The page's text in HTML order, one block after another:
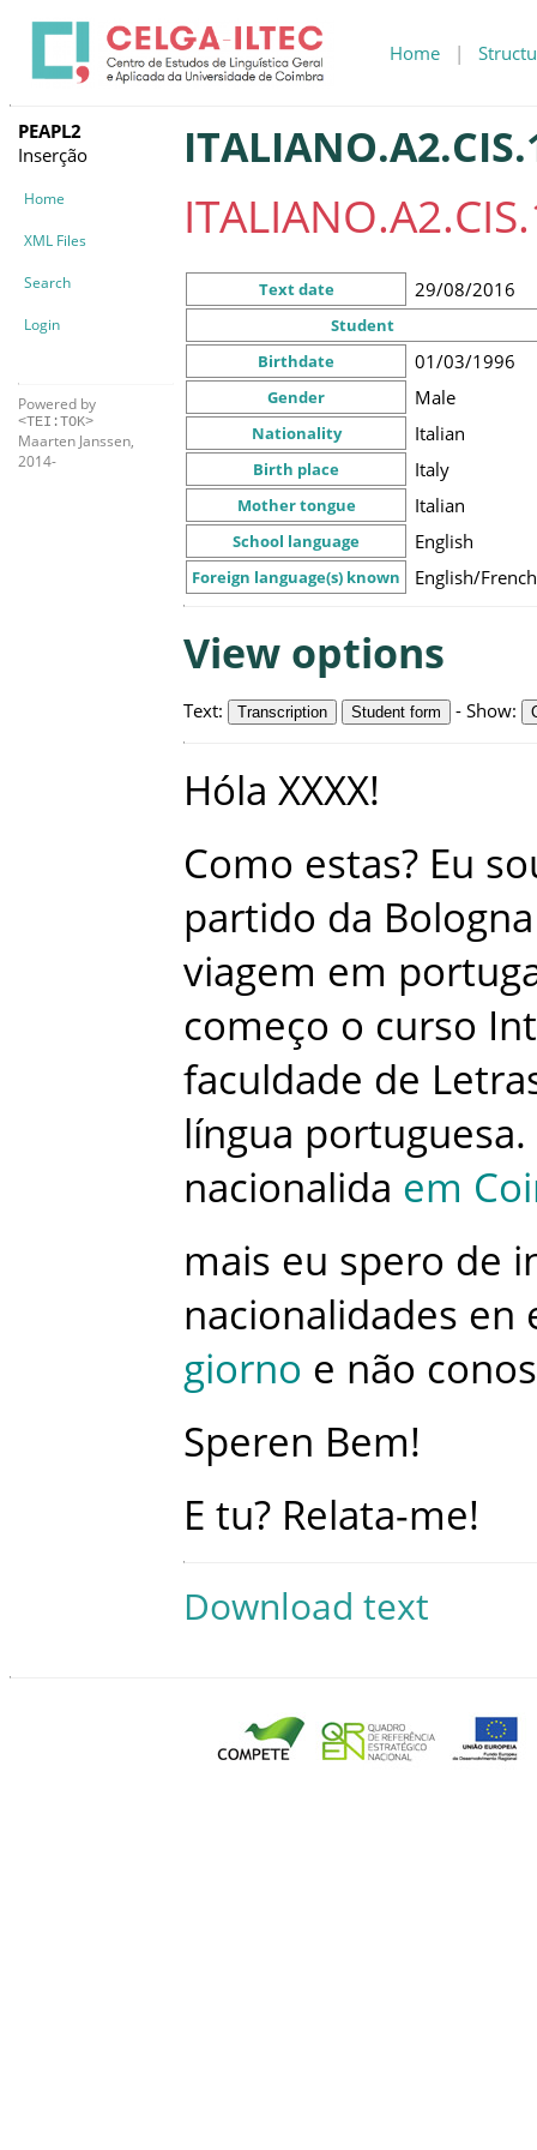
Home |
PEAPL2
Inserção
Home
XML Files
Search
Login
Powered by
<TEI:TOK>
Maarten Janssen,
2014-
Text date 29/08/2016
Student
Birthdate
01/03/1996
Gender Male
Nationality Italian
Birth place Italy
Mother tongue Italian
School language English
Foreign language(s) known English/French
View options
Text: Transcription Student form - Show:
Hóla XXXX!
Como estas? Eu
partido da Bologna
viagem em
começo o curso
faculdade de
língua portuguesa.
nacionalida em
mais eu spero de
nacionalidades en
giorno e não
Speren Bem!
E tu? Relata-me!
Download text